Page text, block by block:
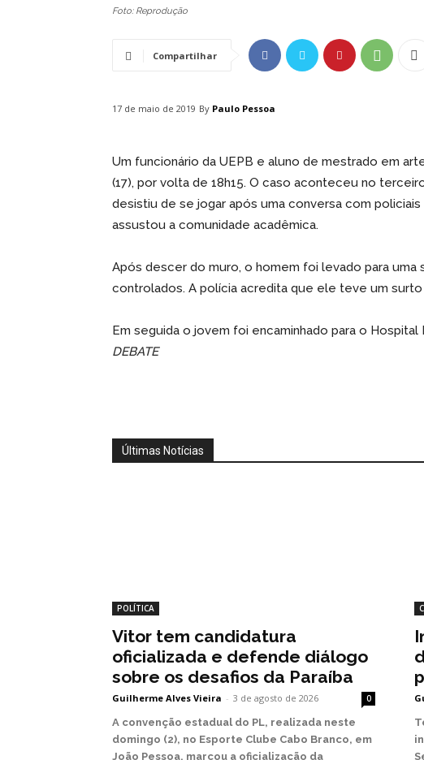
Foto: Reprodução
Compartilhar
17 de maio de 2019 By Paulo Pessoa
Um funcionário da UEPB e aluno de mestrado em
(17), por volta de 18h15. O caso aconteceu no
desistiu de se jogar após uma conversa com
assustou a comunidade acadêmica.
Após descer do muro, o homem foi levado para
controlados. A polícia acredita que ele teve um
Em seguida o jovem foi encaminhado para o Hospital
DEBATE
Últimas Notícias
POLÍTICA
Vitor tem candidatura
oficializada e defende diálogo
sobre os desafios da Paraíba
Guilherme Alves Vieira - 3 de agosto de 2026 0
A convenção estadual do PL, realizada neste
domingo (2), no Esporte Clube Cabo Branco, em
João Pessoa, marcou a oficialização da